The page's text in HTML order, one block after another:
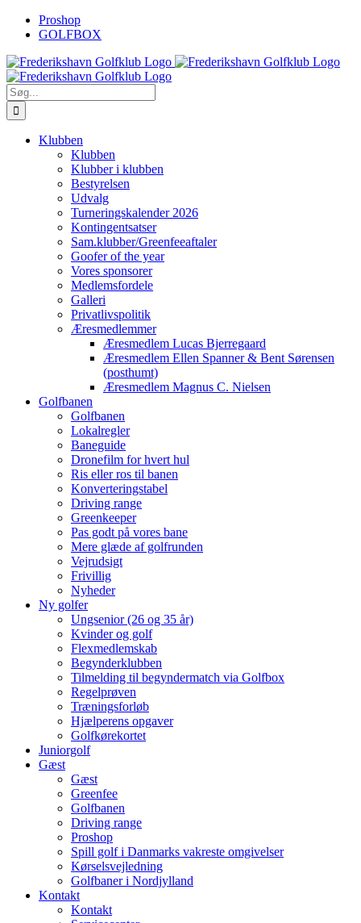
Skip
Proshop
GOLFBOX
Søg
efter:
Klubben
Klubben
Klubber i klubben
Bestyrelsen
Udvalg
Turneringskalender 2026
Kontingentsatser
Sam.klubber/Greenfeeaftaler
Goofer of the year
Vores sponsorer
Medlemsfordele
Galleri
Privatlivspolitik
Æresmedlemmer
Æresmedlem Lucas Bjerregaard
Æresmedlem Ellen Spanner & Bent Sørensen
(posthumt)
Æresmedlem Magnus C. Nielsen
Golfbanen
Golfbanen
Lokalregler
Baneguide
Dronefilm for hvert hul
Ris eller ros til banen
Konverteringstabel
Driving range
Greenkeeper
Pas godt på vores bane
Mere glæde af golfrunden
Vejrudsigt
Frivillig
Nyheder
Ny golfer
Ungsenior (26 og 35 år)
Kvinder og golf
Flexmedlemskab
Begynderklubben
Tilmelding til begyndermatch via Golfbox
Regelprøven
Træningsforløb
Hjælperens opgaver
Golfkørekortet
Juniorgolf
Gæst
Gæst
Greenfee
Golfbanen
Driving range
Proshop
Spill golf i Danmarks vakreste omgivelser
Kørselsvejledning
Golfbaner i Nordjylland
Kontakt
Kontakt